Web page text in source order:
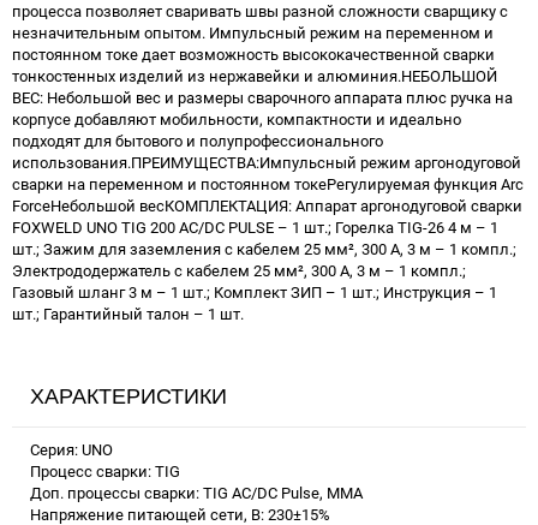
процесса позволяет сваривать швы разной сложности сварщику с
незначительным опытом. Импульсный режим на переменном и
постоянном токе дает возможность высококачественной сварки
тонкостенных изделий из нержавейки и алюминия.НЕБОЛЬШОЙ
ВЕС: Небольшой вес и размеры сварочного аппарата плюс ручка на
корпусе добавляют мобильности, компактности и идеально
подходят для бытового и полупрофессионального
использования.ПРЕИМУЩЕСТВА:Импульсный режим аргонодуговой
сварки на переменном и постоянном токеРегулируемая функция Arc
ForceНебольшой весКОМПЛЕКТАЦИЯ: Аппарат аргонодуговой сварки
FOXWELD UNO TIG 200 AC/DC PULSE – 1 шт.; Горелка TIG-26 4 м – 1
шт.; Зажим для заземления с кабелем 25 мм², 300 А, 3 м – 1 компл.;
Электрододержатель с кабелем 25 мм², 300 А, 3 м – 1 компл.;
Газовый шланг 3 м – 1 шт.; Комплект ЗИП – 1 шт.; Инструкция – 1
шт.; Гарантийный талон – 1 шт.
ХАРАКТЕРИСТИКИ
Серия: UNO
Процесс сварки: TIG
Доп. процессы сварки: TIG AC/DC Pulse, MMA
Напряжение питающей сети, В: 230±15%